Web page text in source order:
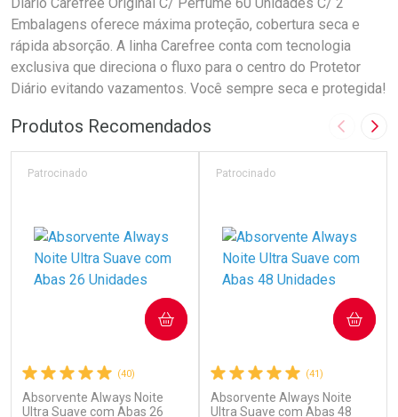
Embalagens oferece máxima proteção, cobertura seca e
rápida absorção. A linha Carefree conta com tecnologia
exclusiva que direciona o fluxo para o centro do Protetor
Diário evitando vazamentos. Você sempre seca e protegida!
Produtos Recomendados Imagem
(40)
Absorvente Always Noite
Ultra Suave com Abas 26
Patrocinado
COMPRAR
(41)
Absorvente Always Noite
Ultra Suave com Abas 48
Patrocinado
COMPRAR